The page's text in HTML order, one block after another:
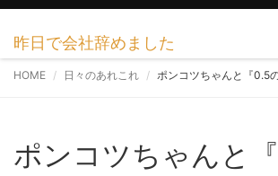
昨日で会社辞めました
HOME 日々のあれこれ ポンコツちゃんと『0.5の
ポンコツちゃんと